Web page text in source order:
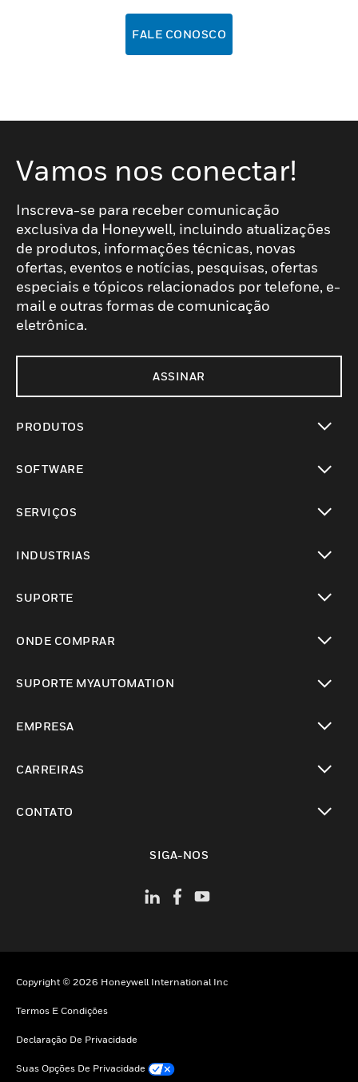
FALE CONOSCO
Vamos nos conectar!
Inscreva-se para receber comunicação
exclusiva da Honeywell, incluindo atualizações
de produtos, informações técnicas, novas
ofertas, eventos e notícias, pesquisas, ofertas
especiais e tópicos relacionados por telefone, e-
mail e outras formas de comunicação
eletrônica.
ASSINAR
PRODUTOS
SOFTWARE
SERVIÇOS
INDUSTRIAS
SUPORTE
ONDE COMPRAR
SUPORTE MYAUTOMATION
EMPRESA
CARREIRAS
CONTATO
SIGA-NOS
Copyright © 2026 Honeywell International Inc
Termos E Condições
Declaração De Privacidade
Suas Opções De Privacidade